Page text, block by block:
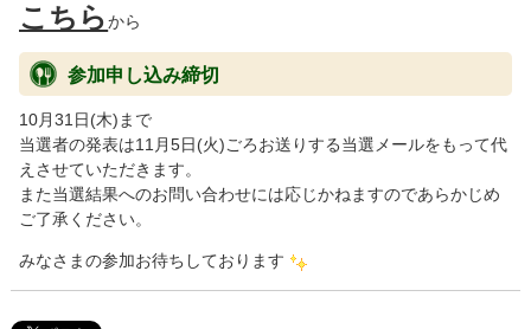
こちらから
参加申し込み締切
10月31日(木)まで
当選者の発表は11月5日(火)ごろお送りする当選メールをもって代
えさせていただきます。
また当選結果へのお問い合わせには応じかねますのであらかじめ
ご了承ください。
みなさまの参加お待ちしております